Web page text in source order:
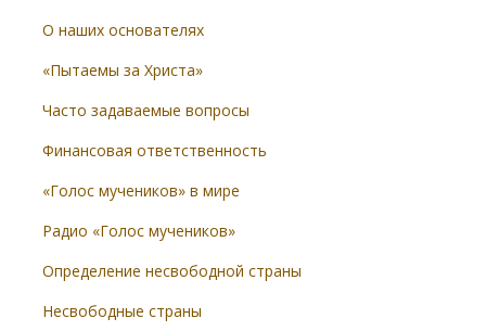
О наших основателях
«Пытаемы за Христа»
Часто задаваемые вопросы
Финансовая ответственность
«Голос мучеников» в мире
Радио «Голос мучеников»
Определение несвободной страны
Несвободные страны